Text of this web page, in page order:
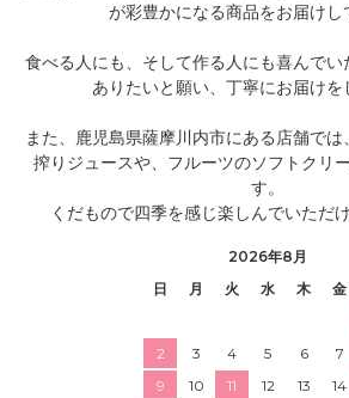
が彩豊かになる商品をお届けし
食べる人にも、そして作る人にも喜んで
ありたいと願い、丁寧にお届けを
また、鹿児島県薩摩川内市にある店舗で
搾りジュースや、フルーツのソフトクリ
す。
くだもので四季を感じ楽しんでいただ
2026年8月
日
月 火 水 木 金
2
3 4 5 6 7
9
10 11 12 13 14